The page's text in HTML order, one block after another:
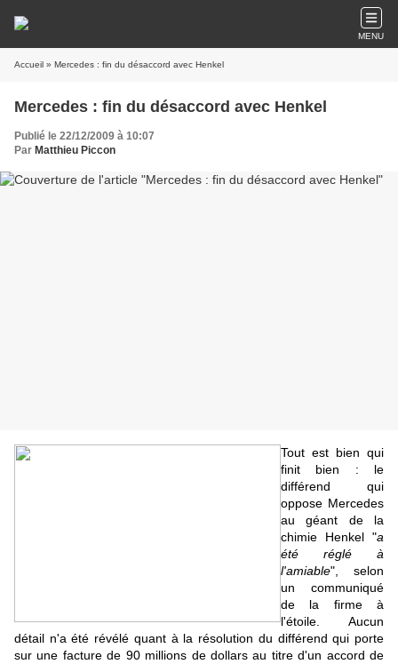
MENU
Accueil » Mercedes : fin du désaccord avec Henkel
Mercedes : fin du désaccord avec Henkel
Publié le 22/12/2009 à 10:07
Par Matthieu Piccon
Tout est bien qui
finit bien : le
différend qui
oppose Mercedes
au géant de la
chimie Henkel "a
été réglé à
l'amiable", selon
un communiqué
de la firme à
l'étoile. Aucun
détail n'a été révélé quant à la résolution du différend qui porte
sur une facture de 90 millions de dollars au titre d'un accord de